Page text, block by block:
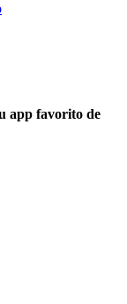
app favorito de